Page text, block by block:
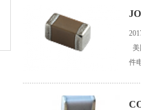
美
件